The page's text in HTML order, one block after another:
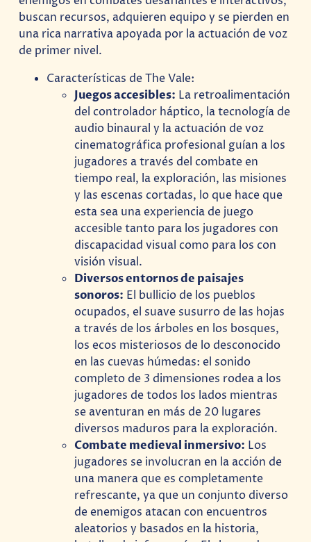
buscan recursos, adquieren equipo y se pierden en
una rica narrativa apoyada por la actuación de voz
de primer nivel.
Características de The Vale:
Juegos accesibles: La retroalimentación
del controlador háptico, la tecnología de
audio binaural y la actuación de voz
cinematográfica profesional guían a los
jugadores a través del combate en
tiempo real, la exploración, las misiones
y las escenas cortadas, lo que hace que
esta sea una experiencia de juego
accesible tanto para los jugadores con
discapacidad visual como para los con
visión visual.
Diversos entornos de paisajes
sonoros: El bullicio de los pueblos
ocupados, el suave susurro de las hojas
a través de los árboles en los bosques,
los ecos misteriosos de lo desconocido
en las cuevas húmedas: el sonido
completo de 3 dimensiones rodea a los
jugadores de todos los lados mientras
se aventuran en más de 20 lugares
diversos maduros para la exploración.
Combate medieval inmersivo: Los
jugadores se involucran en la acción de
una manera que es completamente
refrescante, ya que un conjunto diverso
de enemigos atacan con encuentros
aleatorios y basados en la historia,